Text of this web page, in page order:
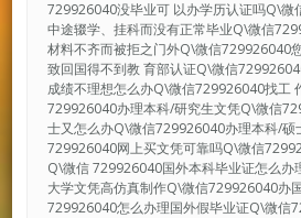
729926040没毕业可 以办学历认证吗Q\微
中途辍学、挂科而没有正常毕业Q\微信
材料不齐而被拒之门外Q\微信729926040
致回国得不到教 育部认证Q\微信
成绩不理想怎么办Q\微信729926040找工
729926040办理本科/研究生文凭Q\微信
士又怎么办Q\微信729926040办理本科/硕
729926040网上买文凭可靠吗Q\微信
Q\微信 729926040国外本科毕业证怎么
大学文凭高仿真制作Q\微信729926040办
729926040怎么办理国外假毕业证Q\微信